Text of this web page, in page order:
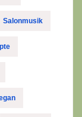
Salonmusik